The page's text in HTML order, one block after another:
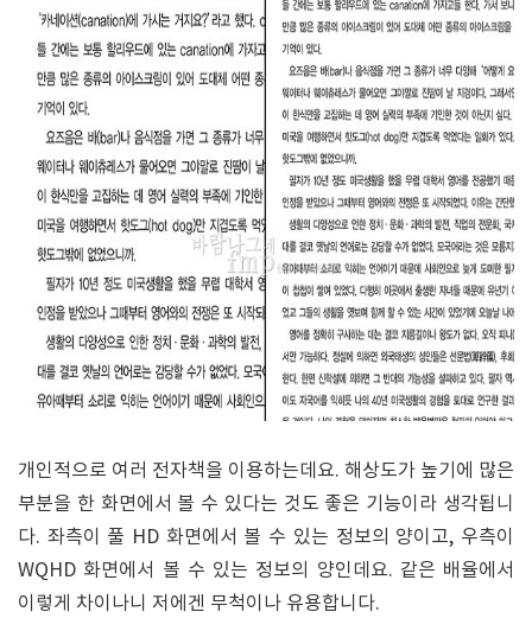
개인적으로 여러 전자책을 이용하는데요. 해상도가 높기에 많은
부분을 한 화면에서 볼 수 있다는 것도 좋은 기능이라 생각됩니
다. 좌측이 풀 HD 화면에서 볼 수 있는 정보의 양이고, 우측이
WQHD 화면에서 볼 수 있는 정보의 양인데요. 같은 배율에서
이렇게 차이나니 저에겐 무척이나 유용합니다.